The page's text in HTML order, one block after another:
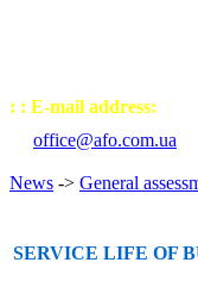
: : E-mail address:
office@afo.com.ua
News -> General
SERVICE LIFE OF